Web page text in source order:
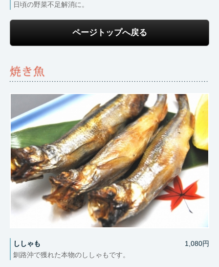
日頃の野菜不足解消に。
ページトップへ戻る
ししゃも
1,080円
釧路沖で獲れた本物のししゃもです。